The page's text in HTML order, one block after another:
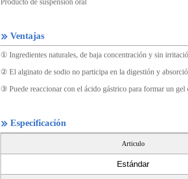
 Ventajas
① Ingredientes naturales, de baja concentración y sin
② El alginato de sodio no participa en la digestión y
③ Puede reaccionar con el ácido gástrico para formar un gel
 Especificación
Articulo
Estándar